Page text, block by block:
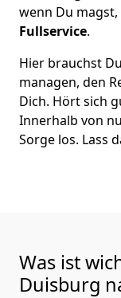
wenn Du
Fullservice.
Hier brauchst
managen, den
Dich. Hört sich
Innerhalb von
Sorge los. Lass
Was ist
Duisburg